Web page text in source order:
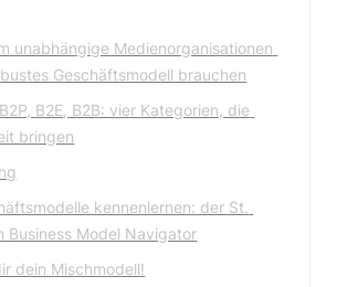
unabhängige Medienorganisationen
Geschäftsmodell brauchen
B2E, B2B: vier Kategorien, die
bringen
kennenlernen: der St.
Business Model Navigator
dein Mischmodell!